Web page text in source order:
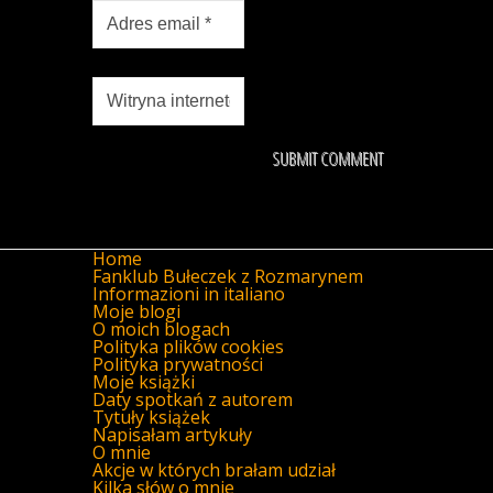
Home
Fanklub Bułeczek z Rozmarynem
Informazioni in italiano
Moje blogi
O moich blogach
Polityka plików cookies
Polityka prywatności
Moje książki
Daty spotkań z autorem
Tytuły książek
Napisałam artykuły
O mnie
Akcje w których brałam udział
Kilka słów o mnie